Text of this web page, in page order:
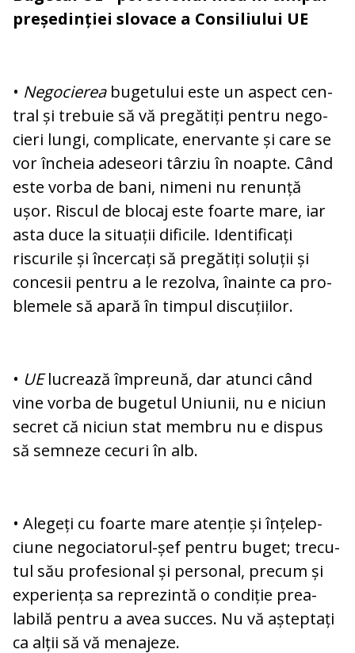
președinției slovace a Consiliului UE
• Negociereabugetului este un aspect cen­
tral și trebuie să vă pregătiți pentru ne­go­
cieri lungi, complicate, enervante și care se
vor încheia adeseori târziu în noapte. Când
este vorba de bani, nimeni nu re­nun­ță
ușor. Riscul de blocaj este foarte mare, iar
asta duce la situații dificile. Identificați
riscurile și încercați să pregătiți soluții și
concesii pentru a le rezolva, înainte ca pro­
blemele să apară în timpul discuțiilor.
• UElucrează împreună, dar atunci când
vine vorba de bugetul Uniunii, nu e ni­ciun
secret că niciun stat membru nu e dis­pus
să semneze cecuri în alb.
• Alegeți cu foarte mare atenție și în­țe­lep­
ciune negociatorul-șef pentru buget; tre­cu­
tul său profesional și personal, pre­cum și
experiența sa reprezintă o condiție pre­a­
labilă pentru a avea succes. Nu vă aș­tep­tați
ca alții să vă menajeze.